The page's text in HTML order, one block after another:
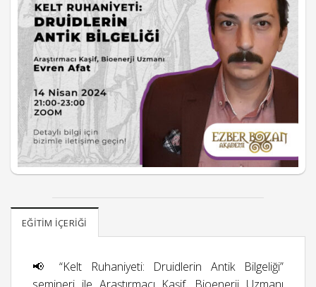
EĞITIM İÇERIĞI
📢 “Kelt Ruhaniyeti: Druidlerin Antik Bilgeliği”